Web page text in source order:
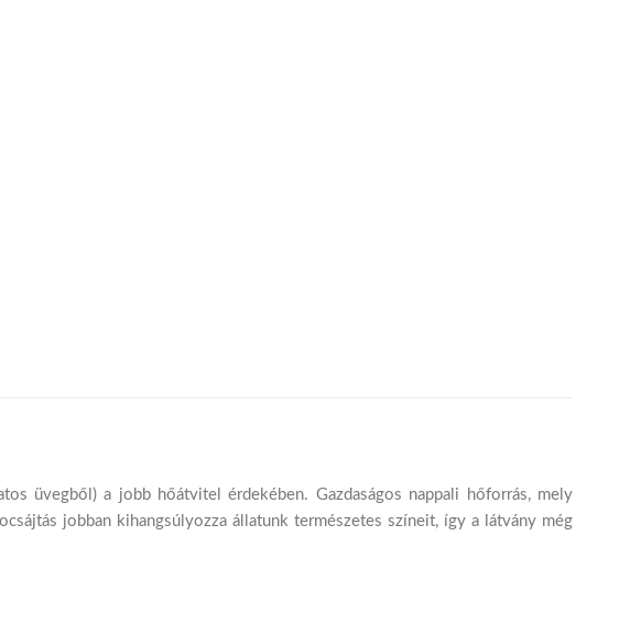
üvegből) a jobb hőátvitel érdekében. Gazdaságos nappali hőforrás, mely
jobban kihangsúlyozza állatunk természetes színeit, így a látvány még